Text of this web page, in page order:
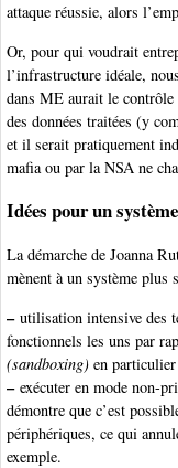
attaque réussie, alors
Or, pour qui voudrait
l’infrastructure idéale,
dans ME aurait le contrôle
des données traitées (y
et il serait pratiquement
mafia ou par la NSA ne
Idées pour un
La démarche de Joanna
mènent à un système plus
–utilisation intensive des
fonctionnels les uns par
(sandboxing) en
–exécuter en mode non-
démontre que c’est
périphériques, ce qui
exemple.